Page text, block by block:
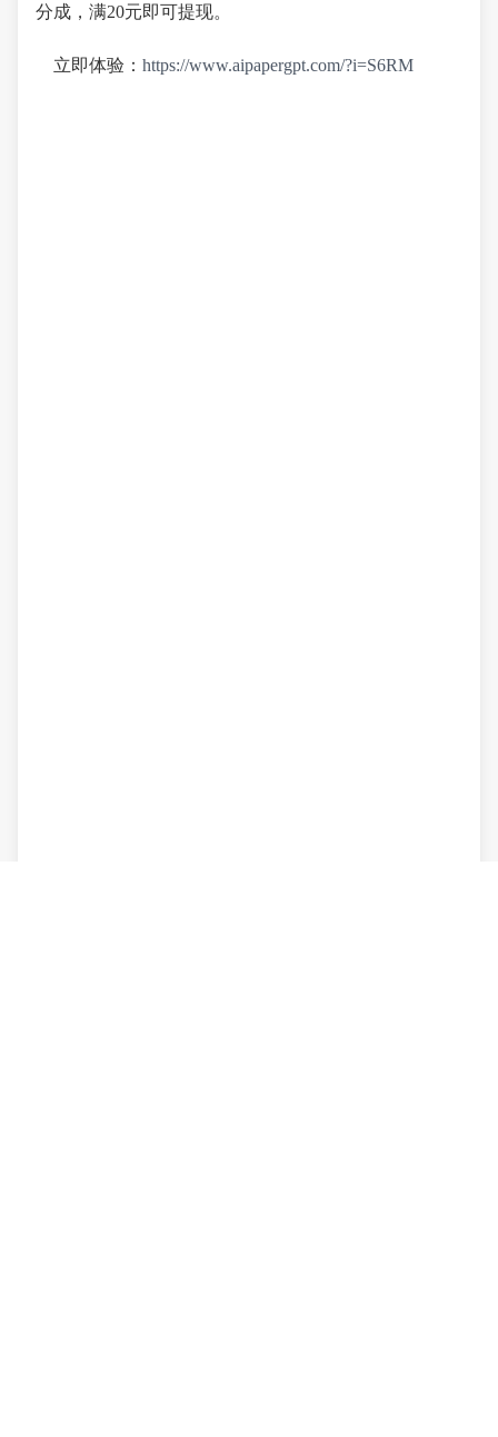
分成，满20元即可提现。
立即体验： https://www.aipapergpt.com/?i=S6RM